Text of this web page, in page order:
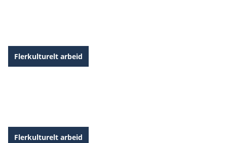
Flerkulturelt arbeid
Flerkulturelt arbeid